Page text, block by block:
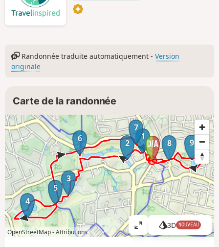
Randonnée traduite automatiquement -Version
originale
Carte de la randonnée
1
2
3
4
5
6
7
8
9
OpenStreetMap -Attributions
A
ff
3D NOUVEAU